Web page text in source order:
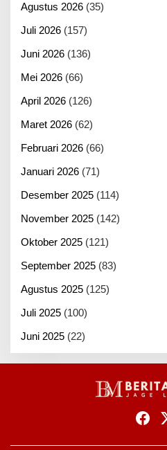
Agustus 2026 (35)
Juli 2026 (157)
Juni 2026 (136)
Mei 2026 (66)
April 2026 (126)
Maret 2026 (62)
Februari 2026 (66)
Januari 2026 (71)
Desember 2025 (114)
November 2025 (142)
Oktober 2025 (121)
September 2025 (83)
Agustus 2025 (125)
Juli 2025 (100)
Juni 2025 (22)